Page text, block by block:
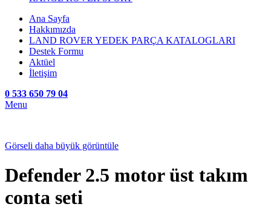
Ana Sayfa
Hakkımızda
LAND ROVER YEDEK PARÇA KATALOGLARI
Destek Formu
Aktüel
İletişim
0 533 650 79 04
Menu
Görseli daha büyük görüntüle
Defender 2.5 motor üst takım
conta seti